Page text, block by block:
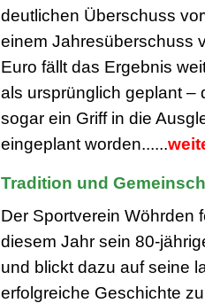
deutlichen Überschuss
einem Jahresüberschuss
Euro fällt das Ergebnis
als ursprünglich geplant –
sogar ein Griff in die
eingeplant worden......
Tradition und
Der Sportverein Wöhrden
diesem Jahr sein 80-
und blickt dazu auf seine
erfolgreiche Geschichte